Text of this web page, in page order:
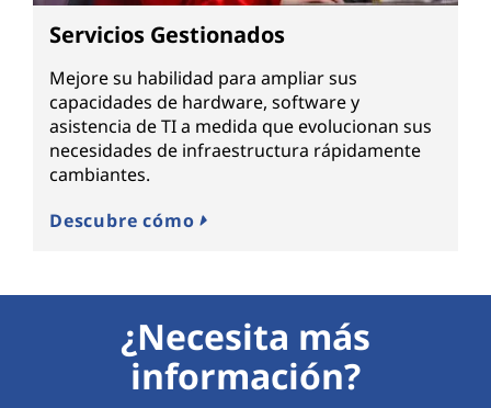
Servicios Gestionados
Mejore su habilidad para ampliar sus
capacidades de hardware, software y
asistencia de TI a medida que evolucionan sus
necesidades de infraestructura rápidamente
cambiantes.
Descubre cómo
¿Necesita más
información?